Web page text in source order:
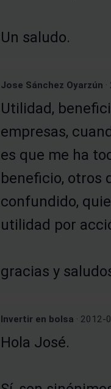
Un saludo.
Jose Sánchez Oyarzún
Utilidad,
empresas,
es que me ha
beneficio, otros
confundido,
utilidad por
gracias y
Invertir en bolsa · 2012-
Hola José.